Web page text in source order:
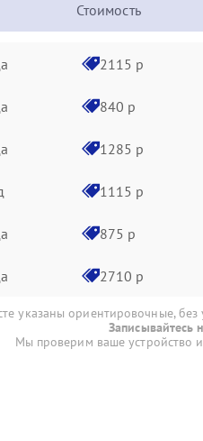
Стоимость
2115 р
840 р
1285 р
1115 р
875 р
2710 р
указаны ориентировочные, без
Записывайтесь
Мы проверим ваше устройство